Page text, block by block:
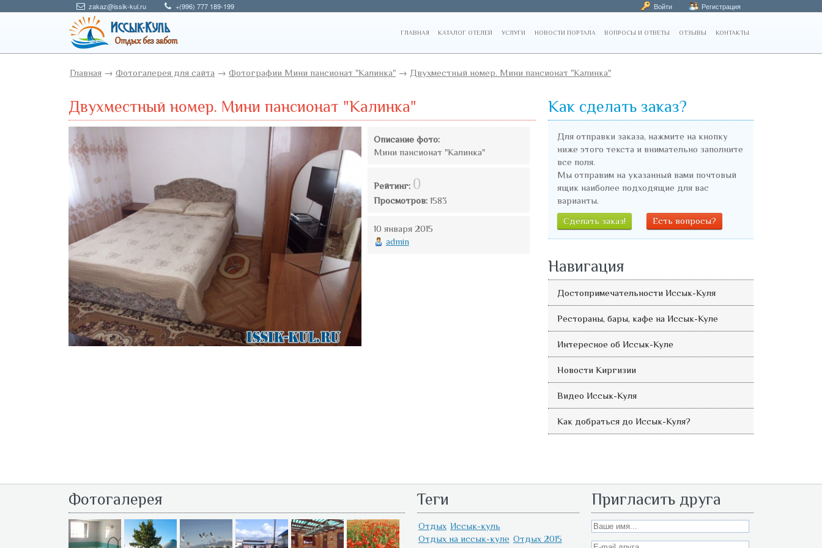
zakaz@issik-kul.ru +(996) 777 189-199 Войти Регистрация
ГЛАВНАЯ КАТАЛОГ ОТЕЛЕЙ УСЛУГИ НОВОСТИ ПОРТАЛА ВОПРОСЫ И ОТВЕТЫ ОТЗЫВЫ КОНТАКТЫ
Главная → Фотогалерея для сайта → Фотографии Мини пансионат "Калинка" → Двухместный номер. Мини пансионат "Калинка"
Двухместный номер. Мини пансионат "Калинка"
Описание фото:
Мини пансионат "Калинка"
Рейтинг: 0
Просмотров: 1583
10 января 2015
admin
Как сделать заказ?
Для отправки заказа, нажмите на кнопку
ниже этого текста и внимательно заполните
все поля.
Мы отправим на указанный вами почтовый
ящик наиболее подходящие для вас
варианты.
Сделать заказ!
Есть вопросы?
Навигация
Достопримечательности Иссык-Куля
Рестораны, бары, кафе на Иссык-Куле
Интересное об Иссык-Куле
Новости Киргизии
Видео Иссык-Куля
Как добраться до Иссык-Куля?
Фотогалерея Теги
Отдых Иссык-куль
Отдых на иссык-куле Отдых 2015
Пригласить друга